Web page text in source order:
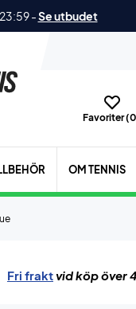
-Se utbudet
Favoriter (0
OM TENNIS
Fri fraktvid köp över